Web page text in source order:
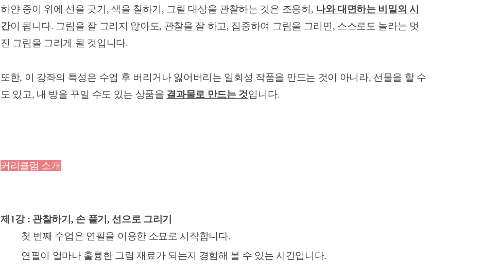
하얀 종이 위에 선을 긋기, 색을 칠하기, 그릴 대상을 관찰하는 것은 조용히, 나와 대면하는 비밀의 시
간이 됩니다. 그림을 잘 그리지 않아도, 관찰을 잘 하고, 집중하여 그림을 그리면, 스스로도 놀라는 멋
진 그림을 그리게 될 것입니다.
또한, 이 강좌의 특성은 수업 후 버리거나 잃어버리는 일회성 작품을 만드는 것이 아니라, 선물을 할 수
도 있고, 내 방을 꾸밀 수도 있는 상품을 결과물로 만드는 것입니다.
커리큘럼 소개
제1강 : 관찰하기, 손 풀기, 선으로 그리기
첫 번째 수업은 연필을 이용한 소묘로 시작합니다.
연필이 얼마나 훌륭한 그림 재료가 되는지 경험해 볼 수 있는 시간입니다.